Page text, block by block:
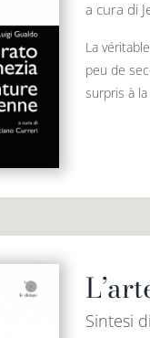
a cura di
La
peu de
surpris à
Sintesi